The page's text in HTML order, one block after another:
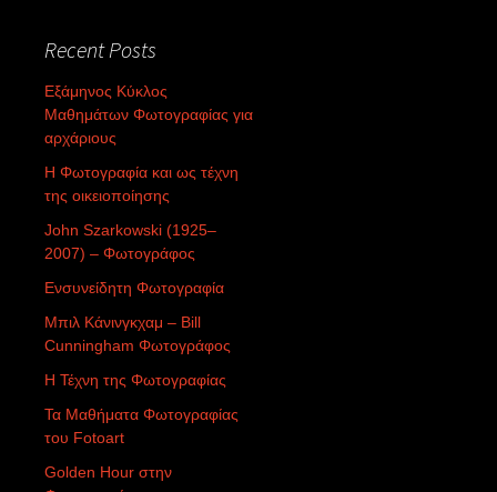
Recent Posts
Εξάμηνος Κύκλος
Μαθημάτων Φωτογραφίας για
αρχάριους
Η Φωτογραφία και ως τέχνη
της οικειοποίησης
John Szarkowski (1925–
2007) – Φωτογράφος
Ενσυνείδητη Φωτογραφία
Μπιλ Κάνινγκχαμ – Bill
Cunningham Φωτογράφος
Η Τέχνη της Φωτογραφίας
Τα Μαθήματα Φωτογραφίας
του Fotoart
Golden Hour στην